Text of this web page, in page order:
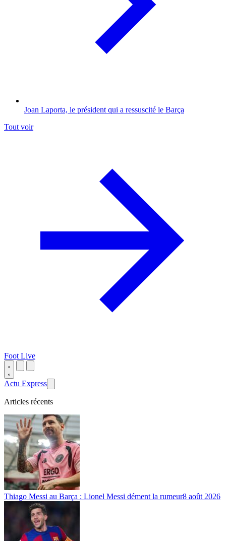
Joan Laporta, le président qui a ressuscité le Barça
Tout voir
Foot Live
Actu Express
Articles récents
Thiago Messi au Barça : Lionel Messi dément la rumeur8 août 2026